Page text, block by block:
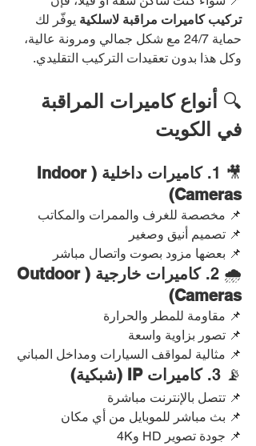
تركيب كاميرات مراقبة لاسلكية يوفّر لك
حماية 24/7 مع شكل جمالي ومرونة عالية،
وكل هذا بدون تعقيدات التركيب التقليدي.
🔍 أنواع كاميرات المراقبة
في الكويت
🎥 1.
كاميرات داخلية (Indoor
Cameras)
📌 مخصصة للغرف والممرات والمكاتب
📌 تصميم أنيق وصغير
📌 بعضها مزود بصوت واتصال مباشر
🌧️ 2.
كاميرات خارجية (Outdoor
Cameras)
📌 مقاومة للمطر والحرارة
📌 تصور بزاوية واسعة
📌 مثالية لمواقف السيارات ومداخل المباني
📡 3. كاميرات IP (شبكية)
📌 تتصل بالإنترنت مباشرة
📌 بث مباشر للموبايل من أي مكان
📌 جودة تصوير HD و4K